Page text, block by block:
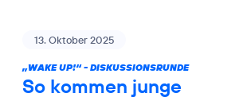
13. Oktober 2025
„WAKE UP!“ - DISKUSSIONSRUNDE
So kommen junge